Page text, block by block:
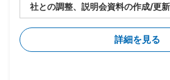
社との調整、説明会資料の作成/更
・DR(災害復旧)環境構築のPJ推進(
ダーが担当、推進役として参画)
詳細を見る